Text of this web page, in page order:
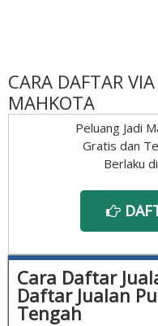
CARA DAFTAR
MAHKOTA
Peluang Jadi
Gratis dan
Berlaku
Cara Daftar
Daftar Jualan
Tengah